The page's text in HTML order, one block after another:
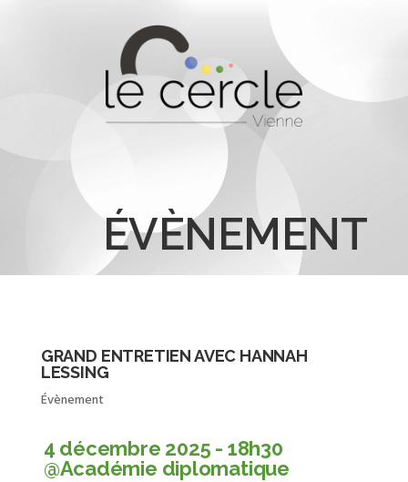
ÉVÈNEMENT
GRAND ENTRETIEN AVEC HANNAH
LESSING
Évènement
4 décembre 2025 - 18h30
@Académie diplomatique